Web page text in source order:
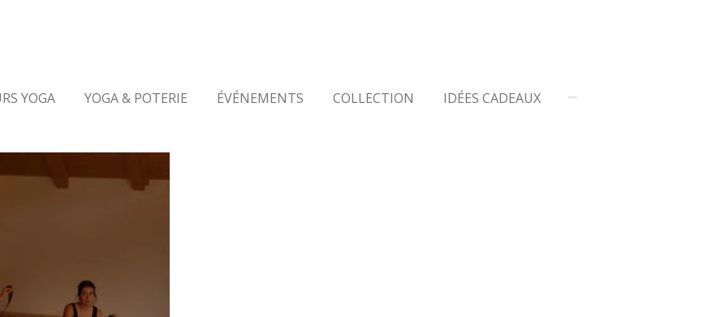
YOGA YOGA & POTERIE ÉVÉNEMENTS COLLECTION IDÉES CADEAUX